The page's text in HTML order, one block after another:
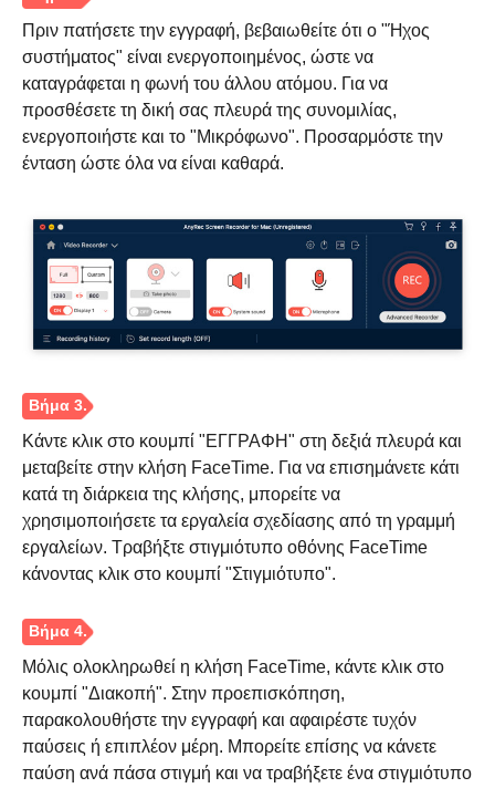
Πριν πατήσετε την εγγραφή, βεβαιωθείτε ότι ο "Ήχος
συστήματος" είναι ενεργοποιημένος, ώστε να
καταγράφεται η φωνή του άλλου ατόμου. Για να
προσθέσετε τη δική σας πλευρά της συνομιλίας,
ενεργοποιήστε και το "Μικρόφωνο". Προσαρμόστε την
ένταση ώστε όλα να είναι καθαρά.
Κάντε κλικ στο κουμπί "ΕΓΓΡΑΦΗ" στη δεξιά πλευρά και
μεταβείτε στην κλήση FaceTime. Για να επισημάνετε κάτι
κατά τη διάρκεια της κλήσης, μπορείτε να
χρησιμοποιήσετε τα εργαλεία σχεδίασης από τη γραμμή
εργαλείων. Τραβήξτε στιγμιότυπο οθόνης FaceTime
κάνοντας κλικ στο κουμπί "Στιγμιότυπο".
Μόλις ολοκληρωθεί η κλήση FaceTime, κάντε κλικ στο
κουμπί "Διακοπή". Στην προεπισκόπηση,
παρακολουθήστε την εγγραφή και αφαιρέστε τυχόν
παύσεις ή επιπλέον μέρη. Μπορείτε επίσης να κάνετε
παύση ανά πάσα στιγμή και να τραβήξετε ένα στιγμιότυπο